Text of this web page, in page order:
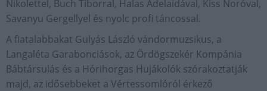
Nikolettel, Buch Tiborral, Halas Adelaidával, Kiss Noróval,
Savanyu Gergellyel és nyolc profi táncossal.
A fiatalabbakat Gulyás László vándormuzsikus, a
Langaléta Garabonciások, az Ördögszekér Kompánia
Bábtársulás és a Hórihorgas Hujákolók szórakoztatják
majd, az idősebbeket a Vértessomlóról érkező